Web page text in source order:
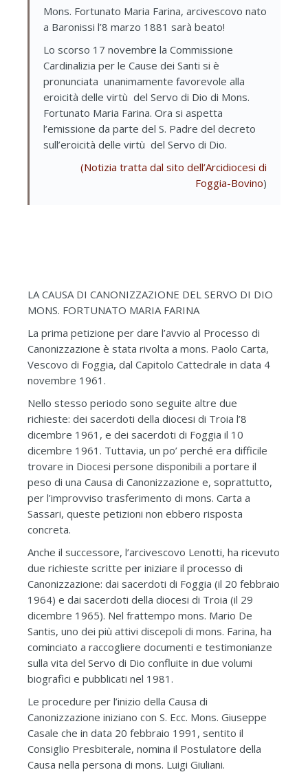
Mons. Fortunato Maria Farina, arcivescovo nato
a Baronissi l’8 marzo 1881 sarà beato!
Lo scorso 17 novembre la Commissione
Cardinalizia per le Cause dei Santi si è
pronunciata unanimamente favorevole alla
eroicità delle virtù del Servo di Dio di Mons.
Fortunato Maria Farina. Ora si aspetta
l’emissione da parte del S. Padre del decreto
sull’eroicità delle virtù del Servo di Dio.
(Notizia tratta dal sito dell’Arcidiocesi di
Foggia-Bovino)
LA CAUSA DI CANONIZZAZIONE DEL SERVO DI DIO
MONS. FORTUNATO MARIA FARINA
La prima petizione per dare l’avvio al Processo di
Canonizzazione è stata rivolta a mons. Paolo Carta,
Vescovo di Foggia, dal Capitolo Cattedrale in data 4
novembre 1961.
Nello stesso periodo sono seguite altre due
richieste: dei sacerdoti della diocesi di Troia l’8
dicembre 1961, e dei sacerdoti di Foggia il 10
dicembre 1961. Tuttavia, un po’ perché era difficile
trovare in Diocesi persone disponibili a portare il
peso di una Causa di Canonizzazione e, soprattutto,
per l’improvviso trasferimento di mons. Carta a
Sassari, queste petizioni non ebbero risposta
concreta.
Anche il successore, l’arcivescovo Lenotti, ha ricevuto
due richieste scritte per iniziare il processo di
Canonizzazione: dai sacerdoti di Foggia (il 20 febbraio
1964) e dai sacerdoti della diocesi di Troia (il 29
dicembre 1965). Nel frattempo mons. Mario De
Santis, uno dei più attivi discepoli di mons. Farina, ha
cominciato a raccogliere documenti e testimonianze
sulla vita del Servo di Dio confluite in due volumi
biografici e pubblicati nel 1981.
Le procedure per l’inizio della Causa di
Canonizzazione iniziano con S. Ecc. Mons. Giuseppe
Casale che in data 20 febbraio 1991, sentito il
Consiglio Presbiterale, nomina il Postulatore della
Causa nella persona di mons. Luigi Giuliani.